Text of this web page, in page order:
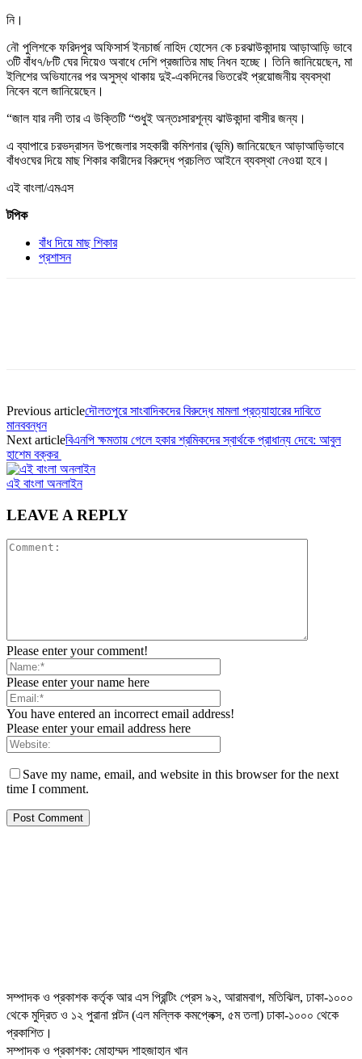
নি।
নৌ পুলিশকে ফরিদপুর অফিসার্স ইনচার্জ নাহিদ হোসেন কে চরঝাউকান্দায় আড়াআড়ি ভাবে
৩টি বাঁধ৭/৮টি ঘের দিয়েও অবাধে দেশি প্রজাতির মাছ নিধন হচ্ছে। তিনি জানিয়েছেন, মা
ইলিশের অভিযানের পর অসুস্থ থাকায় দুই-একদিনের ভিতরেই প্রয়োজনীয় ব্যবস্থা
নিবেন বলে জানিয়েছেন।
“জাল যার নদী তার এ উক্তিটি “শুধুই অন্তঃসারশূন্য ঝাউকান্দা বাসীর জন্য।
এ ব্যাপারে চরভদ্রাসন উপজেলার সহকারী কমিশনার (ভূমি) জানিয়েছেন আড়াআড়িভাবে
বাঁধওঘের দিয়ে মাছ শিকার কারীদের বিরুদ্ধে প্রচলিত আইনে ব্যবস্থা নেওয়া হবে।
এই বাংলা/এমএস
টপিক
বাঁধ দিয়ে মাছ শিকার
প্রশাসন
Previous articleদৌলতপুরে সাংবাদিকদের বিরুদ্ধে মামলা প্রত্যাহারের দাবিতে
মানববন্ধন
Next articleবিএনপি ক্ষমতায় গেলে হকার শ্রমিকদের স্বার্থকে প্রাধান্য দেবে: আবুল
হাশেম বক্কর
এই বাংলা অনলাইন
LEAVE A REPLY
Please enter your comment!
Please enter your name here
You have entered an incorrect email address!
Please enter your email address here
Save my name, email, and website in this browser for the next
time I comment.
সম্পাদক ও প্রকাশক কর্তৃক আর এস প্রিন্টিং প্রেস ৯২, আরামবাগ, মতিঝিল, ঢাকা-১০০০
থেকে মুদ্রিত ও ১২ পুরানা পল্টন (এল মল্লিক কমপ্লেক্স, ৫ম তলা) ঢাকা-১০০০ থেকে
প্রকাশিত।
সম্পাদক ও প্রকাশক: মোহাম্মদ শাহজাহান খান